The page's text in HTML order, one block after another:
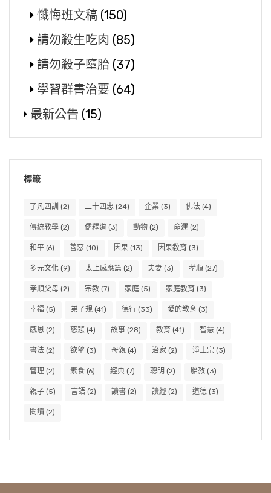
懺悔班文稿 (150)
請勿殺生吃肉 (85)
請勿殺子墮胎 (37)
學習群書治要 (64)
最新公告 (15)
標籤
了凡四訓 (2) 二十四忠 (24) 企業 (3) 佛法 (4)
傳統教學 (2) 儒釋道 (3) 動物 (2) 命運 (2)
和平 (6) 善惡 (10) 因果 (13) 因果教育 (3)
多元文化 (9) 太上感應篇 (2) 夫妻 (3) 孝順 (27)
孝順父母 (2) 宗教 (7) 家庭 (5) 家庭教育 (3)
幸福 (5) 弟子規 (41) 德行 (33) 愛的教育 (3)
感恩 (2) 慈悲 (4) 故事 (28) 教育 (41) 智慧 (4)
書法 (2) 欲望 (3) 母親 (4) 治家 (2) 淨土宗 (3)
管理 (2) 素食 (6) 經典 (7) 聰明 (2) 胎教 (3)
親子 (5) 言語 (2) 讀書 (2) 讀經 (2) 道德 (3)
閱讀 (2)